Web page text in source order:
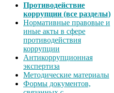
Противодействие
коррупции (все разделы)
Нормативные правовые и
иные акты в сфере
противодействия
коррупции
Антикоррупционная
экспертиза
Методические материалы
Формы документов,